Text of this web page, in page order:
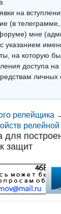
на
(в
мне
указанием
на которую
доступа
релейщика
для
защит